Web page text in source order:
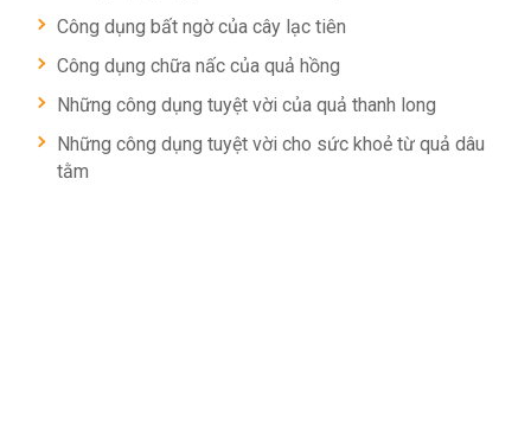
Công dụng bất ngờ của cây lạc tiên
Công dụng chữa nấc của quả hồng
Những công dụng tuyệt vời của quả thanh long
Những công dụng tuyệt vời cho sức khoẻ từ quả dâu
tằm